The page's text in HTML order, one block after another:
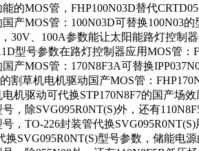
的MOS管，FHP100N03D替代
产MOS管：100N03D可替换100N03的
30V、100A参数能让太阳能路灯控制器
型号参数在路灯控制器应用MOS管：
产MOS管：170N8F3A可替换
割草机电机驱动国产MOS管：
机驱动可代换STP170N8F7的国产场效
，除SVG095R0NT(S)外，还有
，TO-226封装管代换SVG095R0NT(S)
换SVG095R0NT(S)型号参数，储能电源